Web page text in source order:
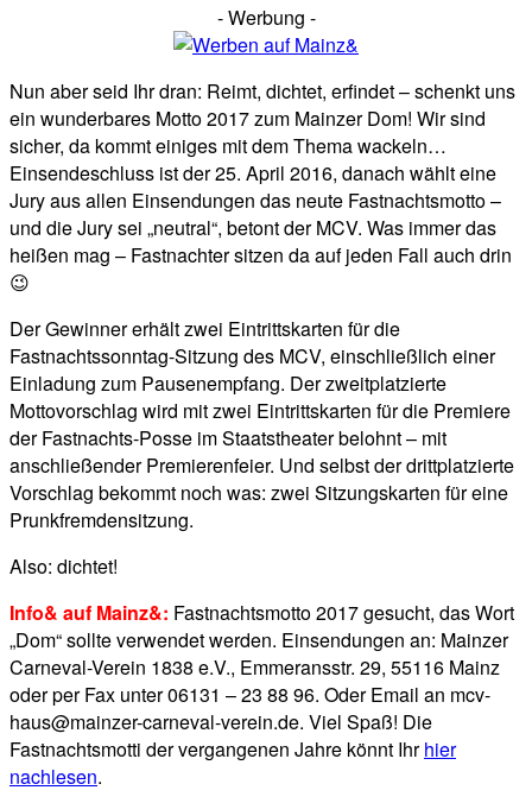
- Werbung -
Nun aber seid Ihr dran: Reimt, dichtet, erfindet – schenkt uns
ein wunderbares Motto 2017 zum Mainzer Dom! Wir sind
sicher, da kommt einiges mit dem Thema wackeln…
Einsendeschluss ist der 25. April 2016, danach wählt eine
Jury aus allen Einsendungen das neute Fastnachtsmotto –
und die Jury sei „neutral“, betont der MCV. Was immer das
heißen mag – Fastnachter sitzen da auf jeden Fall auch drin
😉
Der Gewinner erhält zwei Eintrittskarten für die
Fastnachtssonntag-Sitzung des MCV, einschließlich einer
Einladung zum Pausenempfang. Der zweitplatzierte
Mottovorschlag wird mit zwei Eintrittskarten für die Premiere
der Fastnachts-Posse im Staatstheater belohnt – mit
anschließender Premierenfeier. Und selbst der drittplatzierte
Vorschlag bekommt noch was: zwei Sitzungskarten für eine
Prunkfremdensitzung.
Also: dichtet!
Info& auf Mainz&: Fastnachtsmotto 2017 gesucht, das Wort
„Dom“ sollte verwendet werden. Einsendungen an: Mainzer
Carneval-Verein 1838 e.V., Emmeransstr. 29, 55116 Mainz
oder per Fax unter 06131 – 23 88 96. Oder Email an mcv-
haus@mainzer-carneval-verein.de. Viel Spaß! Die
Fastnachtsmotti der vergangenen Jahre könnt Ihrhier
nachlesen.